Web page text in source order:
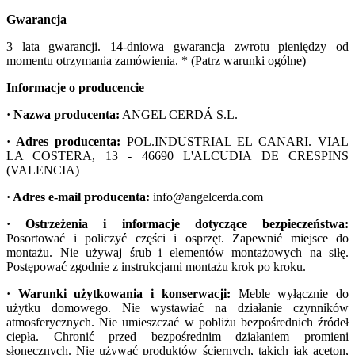
Gwarancja
3 lata gwarancji. 14-dniowa gwarancja zwrotu pieniędzy od
momentu otrzymania zamówienia. * (Patrz warunki ogólne)
Informacje o producencie
· Nazwa producenta: ANGEL CERDÁ S.L.
· Adres producenta: POL.INDUSTRIAL EL CANARI. VIAL
LA COSTERA, 13 - 46690 L'ALCUDIA DE CRESPINS
(VALENCIA)
· Adres e-mail producenta: info@angelcerda.com
· Ostrzeżenia i informacje dotyczące bezpieczeństwa:
Posortować i policzyć części i osprzęt. Zapewnić miejsce do
montażu. Nie używaj śrub i elementów montażowych na siłę.
Postępować zgodnie z instrukcjami montażu krok po kroku.
· Warunki użytkowania i konserwacji: Meble wyłącznie do
użytku domowego. Nie wystawiać na działanie czynników
atmosferycznych. Nie umieszczać w pobliżu bezpośrednich źródeł
ciepła. Chronić przed bezpośrednim działaniem promieni
słonecznych. Nie używać produktów ściernych, takich jak aceton,